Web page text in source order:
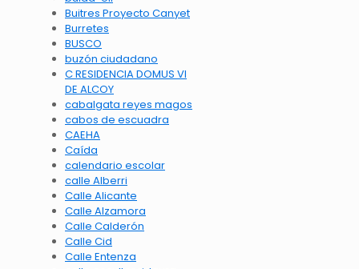
Buitres Proyecto Canyet
Burretes
BUSCO
buzón ciudadano
C RESIDENCIA DOMUS VI
DE ALCOY
cabalgata reyes magos
cabos de escuadra
CAEHA
Caída
calendario escolar
calle Alberri
Calle Alicante
Calle Alzamora
Calle Calderón
Calle Cid
Calle Entenza